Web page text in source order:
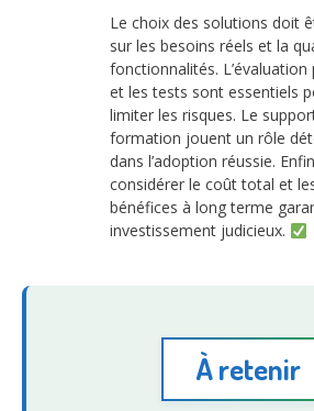
Le choix des solutions doit
sur les besoins réels et la
fonctionnalités. L’évaluation
et les tests sont essentiels
limiter les risques. Le
formation jouent un rôle
dans l’adoption réussie.
considérer le coût total et
bénéfices à long terme
investissement judicieux.
À retenir